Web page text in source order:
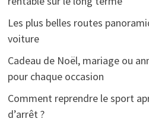
Les plus belles routes
voiture
Cadeau de Noël, mariage ou
pour chaque occasion
Comment reprendre le sport
d’arrêt ?